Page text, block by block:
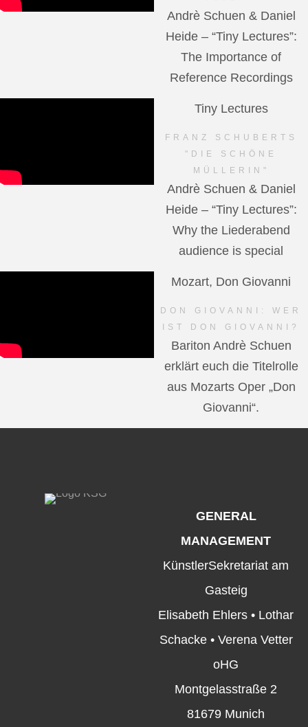
Andrè Schuen & Daniel
Heide – “Tiny Lectures”:
The Importance of
Reference Recordings
Tiny Lectures
FRANZ SCHUBERTS
"DIE SCHÖNE
MÜLLERIN"
Andrè Schuen & Daniel
Heide – “Tiny Lectures”:
Why the Liederabend
audience is special
Mozart, Don Giovanni
DON GIOVANNI: WER
IST DON GIOVANNI?
Bariton Andrè Schuen
erklärt euch die Titelrolle
aus Mozarts Oper „Don
Giovanni“.
GENERAL
MANAGEMENT
KünstlerSekretariat am
Gasteig
Elisabeth Ehlers • Lothar
Schacke • Verena Vetter
oHG
Montgelasstraße 2
81679 Munich